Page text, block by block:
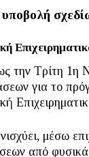
την Τρίτη 1η
για το
μέσω
από